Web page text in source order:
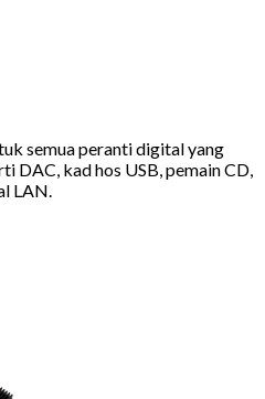
semua peranti digital yang
DAC, kad hos USB, pemain CD,
LAN.